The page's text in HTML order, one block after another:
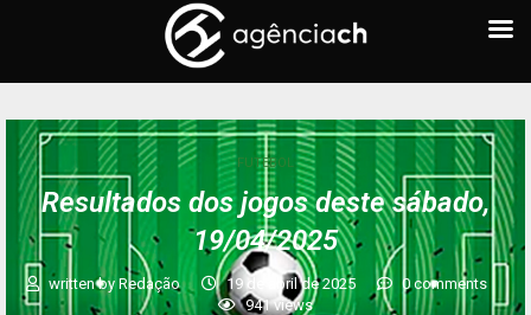
FUTEBOL
Resultados dos jogos deste sábado,
19/04/2025
written by Redação 19 de abril de 2025
0 comments
941views